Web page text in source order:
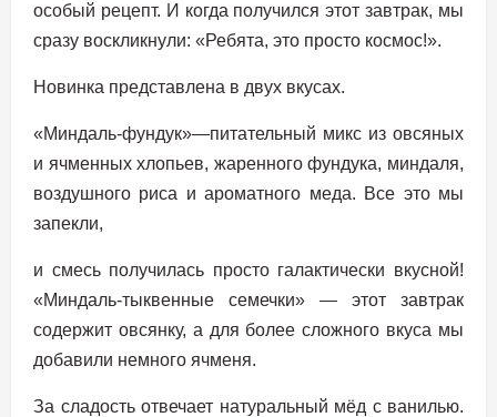
особый рецепт. И когда получился этот завтрак, мы
сразу воскликнули: «Ребята, это просто космос!».
Новинка представлена в двух вкусах.
«Миндаль-фундук»—питательный микс из овсяных
и ячменных хлопьев, жаренного фундука, миндаля,
воздушного риса и ароматного меда. Все это мы
запекли,
и смесь получилась просто галактически вкусной!
«Миндаль-тыквенные семечки» — этот завтрак
содержит овсянку, а для более сложного вкуса мы
добавили немного ячменя.
За сладость отвечает натуральный мёд с ванилью.